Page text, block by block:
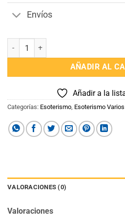
Envíos
Pinza de metal cantidad
AÑADIR AL
Añadir a la
Categorías: Esoterismo, Esoterismo Varios
VALORACIONES (0)
Valoraciones